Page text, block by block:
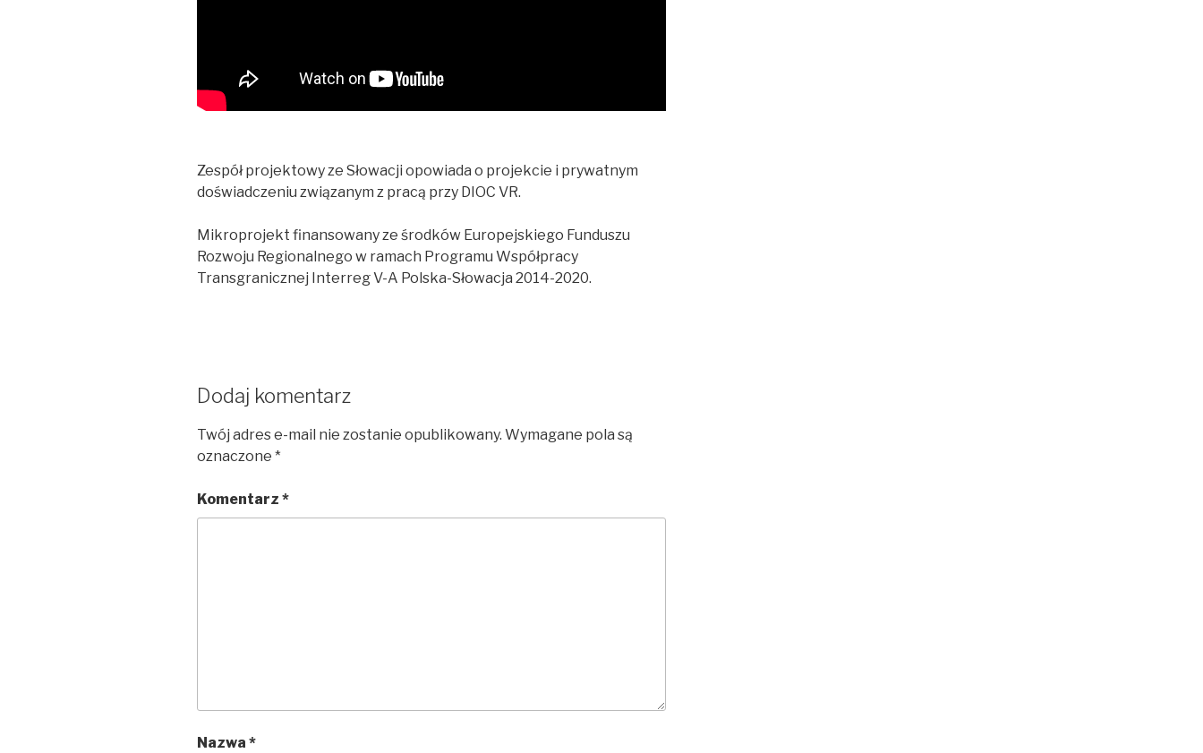
Zespół projektowy ze Słowacji opowiada o projekcie i prywatnym
doświadczeniu związanym z pracą przy DIOC VR.
Mikroprojekt finansowany ze środków Europejskiego Funduszu
Rozwoju Regionalnego w ramach Programu Współpracy
Transgranicznej Interreg V-A Polska-Słowacja 2014-2020.
Dodaj komentarz
Twój adres e-mail nie zostanie opublikowany. Wymagane pola są
oznaczone *
Komentarz *
Nazwa *